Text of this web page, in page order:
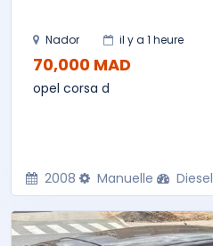
Nador il y a 1 heure
70,000 MAD
opel corsa d
2008 Manuelle Diesel